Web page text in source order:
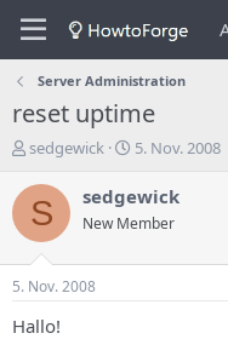
Server Administration
reset uptime
E
s
t
e
l
e
r
sedgewick
E
s
e
5. Nov. 2008
S sedgewick
New Member
5. Nov. 2008
Hallo!